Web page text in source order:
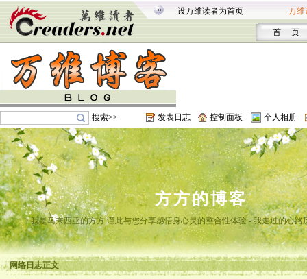
设万维读者为首页 万维
首 页
搜索>> 发表日志 控制面板 个人相册
方方的博客
我是马来西亚的方方 谨此与您分享感悟身心灵的整合性体验 - 我走过的心路
网络日志正文